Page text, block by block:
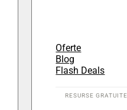
Oferte
Blog
Flash Deals